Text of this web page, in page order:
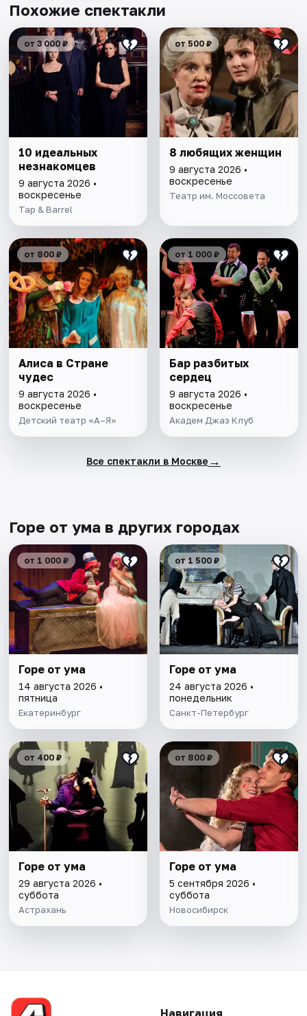
Похожие спектакли
от 3 000 ₽
10 идеальных
незнакомцев
9 августа 2026 •
воскресенье
Tap & Barrel
от 500 ₽
8 любящих женщин
9 августа 2026 •
воскресенье
Театр им. Моссовета
от 800 ₽
Алиса в Стране
чудес
9 августа 2026 •
воскресенье
Детский театр «А–Я»
от 1 000 ₽
Бар разбитых
сердец
9 августа 2026 •
воскресенье
Академ Джаз Клуб
Все спектакли в Москве →
Горе от ума в других городах
от 1 000 ₽
Горе от ума
14 августа 2026 •
пятница
Екатеринбург
от 1 500 ₽
Горе от ума
24 августа 2026 •
понедельник
Санкт-Петербург
от 400 ₽
Горе от ума
29 августа 2026 •
суббота
Астрахань
от 800 ₽
Горе от ума
5 сентября 2026 •
суббота
Новосибирск